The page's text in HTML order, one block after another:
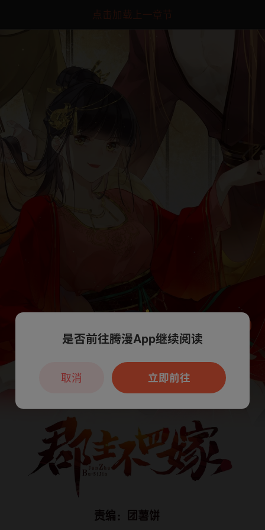
点击加载上一章节
本章节仅支持App阅读，可打开App新用
户7天免费看
是否前往腾漫App继续阅读
立即前往
取消